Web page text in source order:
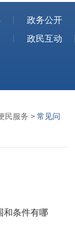
政务公开
政民互动
民服务 > 常见问
和条件有哪